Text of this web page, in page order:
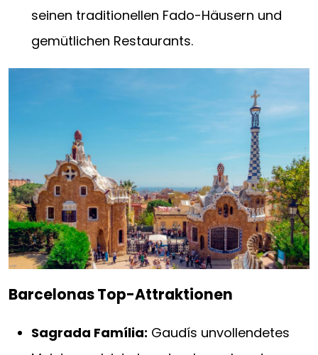
seinen traditionellen Fado-Häusern und
gemütlichen Restaurants.
Barcelonas Top-Attraktionen
Sagrada Família: Gaudís unvollendetes